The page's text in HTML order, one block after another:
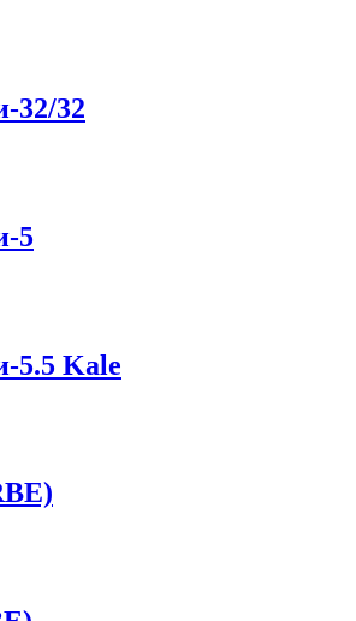
32/32
5
5.5 Kale